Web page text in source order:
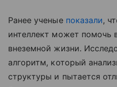
Ранее ученые показали,
интеллект может помочь
внеземной жизни.
алгоритм, который
структуры и пытается